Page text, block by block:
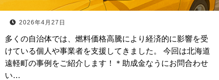
2026年4月27日
多くの自治体では、燃料価格高騰により経済的に影響を受
けている個人や事業者を支援してきました。 今回は北海道
遠軽町の事例をご紹介します！＊助成金なうにお問合わせ
い…